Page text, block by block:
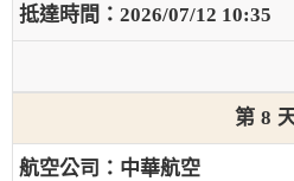
2026/07/12 10:35
8
中華航空